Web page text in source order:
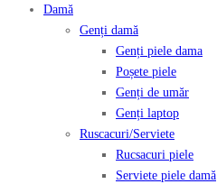
Damă
Genți damă
Genți piele dama
Poșete piele
Genți de umăr
Genți laptop
Ruscacuri/Serviete
Rucsacuri piele
Serviete piele damă